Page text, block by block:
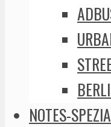
NOTES-